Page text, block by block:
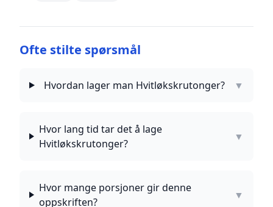
Ofte stilte spørsmål
Hvordan lager man Hvitløkskrutonger? ▼
Hvor lang tid tar det å lage
Hvitløkskrutonger?
▼
Hvor mange porsjoner gir denne
oppskriften?
▼